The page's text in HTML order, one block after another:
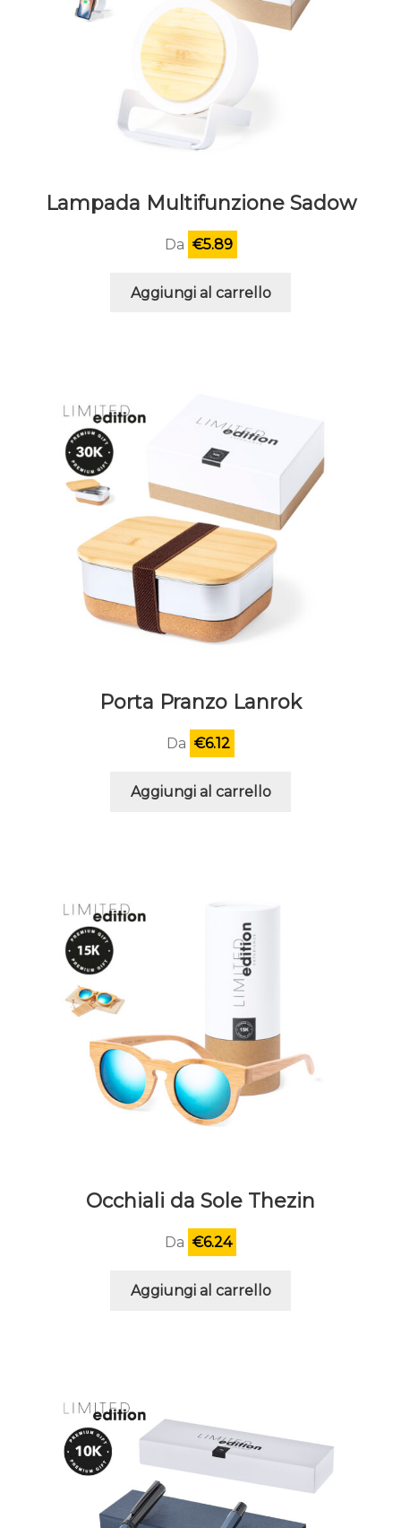
Lampada Multifunzione Sadow
Da €5.89
Aggiungi al carrello
Porta Pranzo Lanrok
Da €6.12
Aggiungi al carrello
Occhiali da Sole Thezin
Da €6.24
Aggiungi al carrello